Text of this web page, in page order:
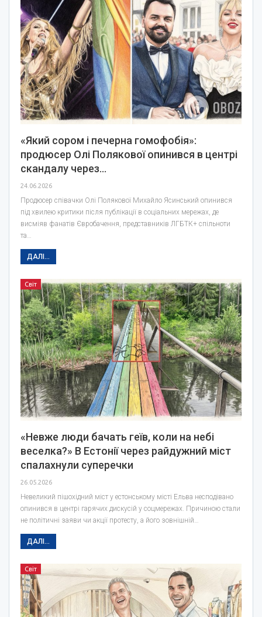
«Який сором і печерна гомофобія»:
продюсер Олі Полякової опинився в центрі
скандалу через…
24.06.2026
Продюсер співачки Олі Полякової Михайло Ясинський опинився
під хвилею критики після публікації в соціальних мережах, де
висміяв фанатів Євробачення, представників ЛГБТК+ спільноти
та…
ДАЛІ...
Світ
«Невже люди бачать геїв, коли на небі
веселка?» В Естонії через райдужний міст
спалахнули суперечки
26.05.2026
Невеликий пішохідний міст у естонському місті Ельва несподівано
опинився в центрі гарячих дискусій у соцмережах. Причиною стали
не політичні заяви чи акції протесту, а його зовнішній…
ДАЛІ...
Світ